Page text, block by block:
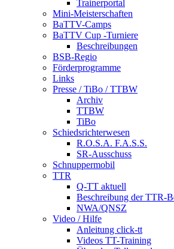
Trainerportal
Mini-Meisterschaften
BaTTV-Camps
BaTTV Cup -Turniere
Beschreibungen
BSB-Regio
Förderprogramme
Links
Presse / TiBo / TTBW
Archiv
TTBW
TiBo
Schiedsrichterwesen
R.O.S.A. F.A.S.S.
SR-Ausschuss
Schnuppermobil
TTR
Q-TT aktuell
Beschreibung der TTR-
NWA/QNSZ
Video / Hilfe
Anleitung click-tt
Videos TT-Training